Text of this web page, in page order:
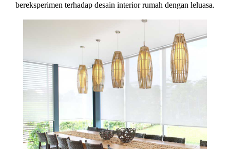
bereksperimen terhadap desain interior rumah dengan leluasa.